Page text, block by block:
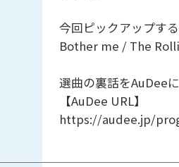
今回ピックアップす
Bother me / The
選曲の裏話をAuDee
【AuDee URL】
https://audee.jp/